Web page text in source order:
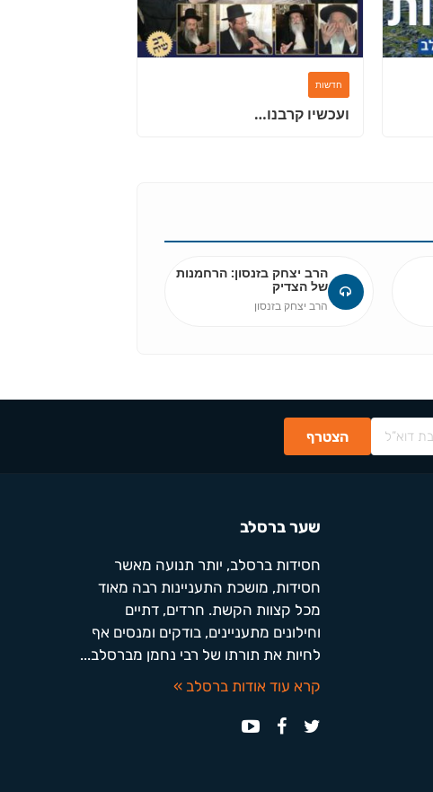
חדשות
ועכשיו קרבנו…
הרב יצחק בזנסון: הרחמנות
של הצדיק
הרב יצחק בזנסון
שער ברסלב
חסידות ברסלב, יותר תנועה מאשר
חסידות, מושכת התעניינות רבה מאוד
מכל קצוות הקשת. חרדים, דתיים
וחילונים מתעניינים, בודקים ומנסים אף
לחיות את תורתו של רבי נחמן מברסלב...
קרא עוד אודות ברסלב »